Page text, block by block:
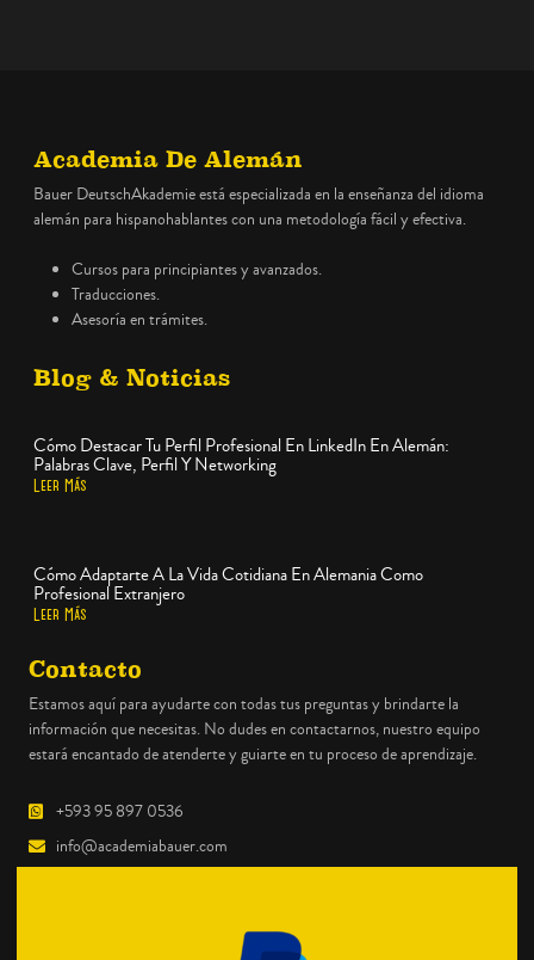
Academia De Alemán
Bauer DeutschAkademie está especializada en la enseñanza del idioma
alemán para hispanohablantes con una metodología fácil y efectiva.
Cursos para principiantes y avanzados.
Traducciones.
Asesoría en trámites.
Blog & Noticias
Cómo Destacar Tu Perfil Profesional En LinkedIn En Alemán:
Palabras Clave, Perfil Y Networking
Leer Más
Cómo Adaptarte A La Vida Cotidiana En Alemania Como
Profesional Extranjero
Leer Más
Contacto
Estamos aquí para ayudarte con todas tus preguntas y brindarte la
información que necesitas. No dudes en contactarnos, nuestro equipo
estará encantado de atenderte y guiarte en tu proceso de aprendizaje.
+593 95 897 0536
info@academiabauer.com